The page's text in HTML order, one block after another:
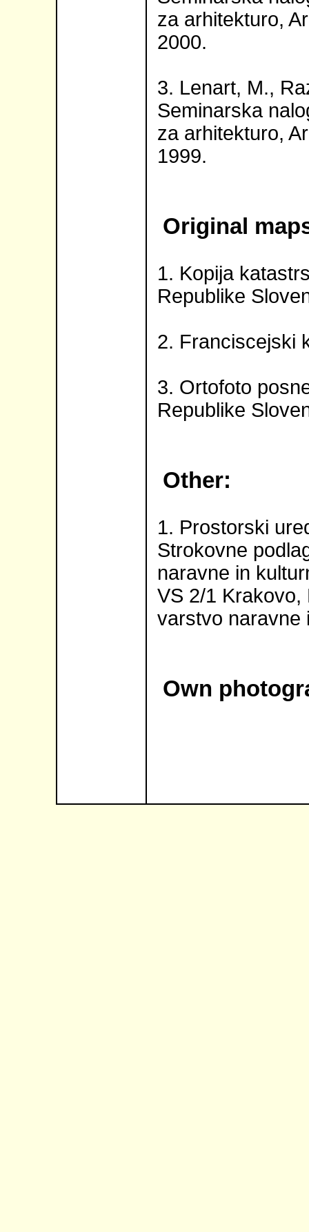
za arhitekturo,
2000.
3. Lenart, M.,
Seminarska
za arhitekturo,
1999.
Original
1. Kopija
Republike
2. Franciscejski
3. Ortofoto
Republike
Other:
1. Prostorski
Strokovne
naravne in
VS 2/1 Krakovo,
varstvo naravne
Own